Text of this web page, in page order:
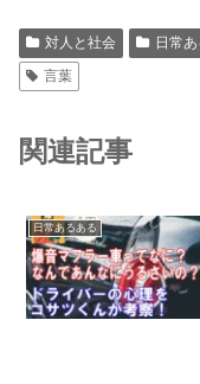
対人と社会 日常
言葉
関連記事
日常あるある